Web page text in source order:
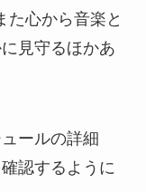
た心から音楽と
見守るほかあ
ールの詳細
認するように